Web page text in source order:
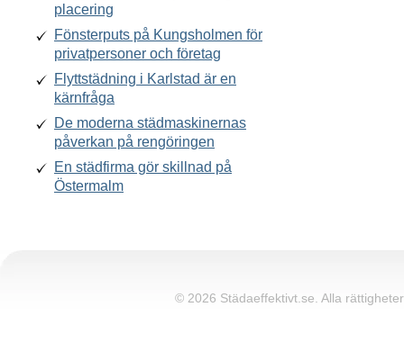
placering
Fönsterputs på Kungsholmen för
privatpersoner och företag
Flyttstädning i Karlstad är en
kärnfråga
De moderna städmaskinernas
påverkan på rengöringen
En städfirma gör skillnad på
Östermalm
© 2026 Städaeffektivt.se. Alla